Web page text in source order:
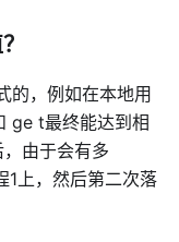
的，例如在本地用
ge t最终能达到相
由于会有多
上，然后第二次落